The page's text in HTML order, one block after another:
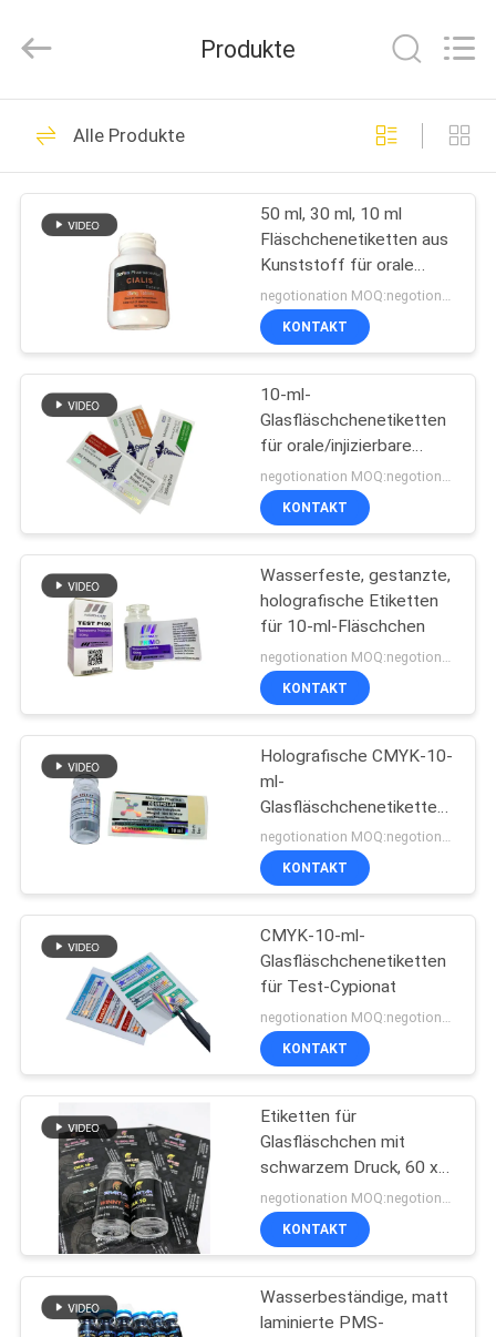
HAUS
PRODUKTE
FABRIK-
AUSFLUG
QUALITÄTSKONTROLLE
TRETEN
SIE
VERBINDUNG
NACHRICHTEN
SITEMAP
PRIVACY
Reserved.
Glasphiolen-
Aufkleber
302
Etiketten der
Durchstechflaschen
254
Aufkleber der
Phiolen-10mL
139
kundenspezifische
Phiolenaufkleber
111
Kästen der Phiolen-
10ml
45
27
Produkte
Alle Produkte
50 ml, 30 ml, 10 ml
Fläschchenetiketten aus
Kunststoff für orale
Fläschchen
negotionation MOQ:negotionation
KONTAKT
10-ml-
Glasfläschchenetiketten
für orale/injizierbare
Fläschchen
KONTAKT
Wasserfeste, gestanzte,
holografische Etiketten
für 10-ml-Fläschchen
KONTAKT
Holografische CMYK-10-
ml-
Glasfläschchenetiketten
für Fläschchen
negotionation MOQ:negotionation
KONTAKT
CMYK-10-ml-
Glasfläschchenetiketten
für Test-Cypionat
negotionation MOQ:negotionation
KONTAKT
Etiketten für
Glasfläschchen mit
schwarzem Druck, 60 x
30 mm, 80 g/m²
KONTAKT
Wasserbeständige, matt
laminierte PMS-